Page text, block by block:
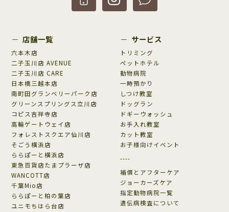
店舗一覧
六本木店
二子玉川店 AVENUE
二子玉川店 CARE
日本橋三越本店
南町田グランベリーパーク店
グリーンスプリングス立川店
コピス吉祥寺店
高輪ゲートウェイ店
フォレストスクエア仙川店
そごう横浜店
ららぽーと横浜店
東急百貨店たまプラーザ店
WANCOTT店
千葉Mio店
ららぽーと柏の葉店
ユニモちはら台店
サービス
トリミング
ペットホテル
動物病院
一時預かり
しつけ教室
ドッグラン
ドギーウォッシュ
お手入れ教室
カット教室
お子様向けイベント
----
補償とアフターケア
ジョーカーズケア
指定動物病院一覧
遺伝病検査について